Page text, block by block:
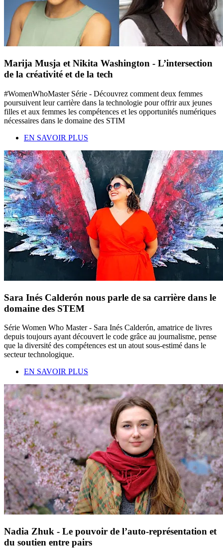
Marija Musja et Nikita Washington - L’intersection
de la créativité et de la tech
#WomenWhoMaster Série - Découvrez comment deux femmes
poursuivent leur carrière dans la technologie pour offrir aux jeunes
filles et aux femmes les compétences et les opportunités numériques
nécessaires dans le domaine des STIM
EN SAVOIR PLUS
Sara Inés Calderón nous parle de sa carrière dans le
domaine des STEM
Série Women Who Master - Sara Inés Calderón, amatrice de livres
depuis toujours ayant découvert le code grâce au journalisme, pense
que la diversité des compétences est un atout sous-estimé dans le
secteur technologique.
EN SAVOIR PLUS
Nadia Zhuk - Le pouvoir de l’auto-représentation et
du soutien entre pairs